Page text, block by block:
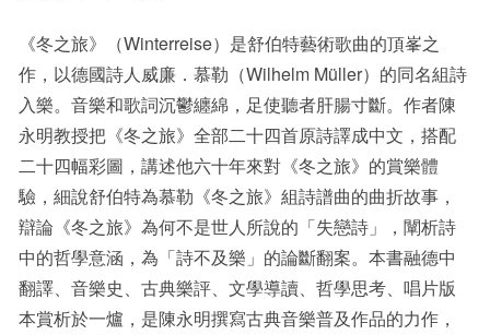
《冬之旅》（Winterreise）是舒伯特藝術歌曲的頂峯之
作，以德國詩人威廉．慕勒（Wilhelm Müller）的同名組詩
入樂。音樂和歌詞沉鬱纏綿，足使聽者肝腸寸斷。作者陳
永明教授把《冬之旅》全部二十四首原詩譯成中文，搭配
二十四幅彩圖，講述他六十年來對《冬之旅》的賞樂體
驗，細說舒伯特為慕勒《冬之旅》組詩譜曲的曲折故事，
辯論《冬之旅》為何不是世人所說的「失戀詩」，闡析詩
中的哲學意涵，為「詩不及樂」的論斷翻案。本書融德中
翻譯、音樂史、古典樂評、文學導讀、哲學思考、唱片版
本賞析於一爐，是陳永明撰寫古典音樂普及作品的力作，